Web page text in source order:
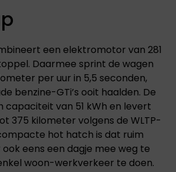
een elektromotor van 281
Daarmee sprint de wagen
per uur in 5,5 seconden,
benzine-GTi’s ooit haalden. De
van 51 kWh en levert
375 kilometer volgens de WLTP-
hot hatch is dat ruim
eens een dagje mee weg te
woon-werkverkeer te doen.